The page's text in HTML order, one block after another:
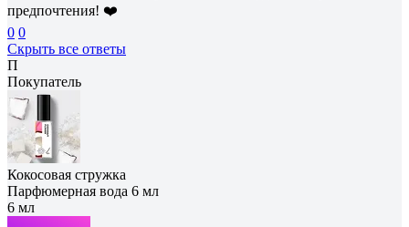
предпочтения! ❤️
0 0
Скрыть все ответы
П
Покупатель
Кокосовая стружка
Парфюмерная вода 6 мл
6 мл